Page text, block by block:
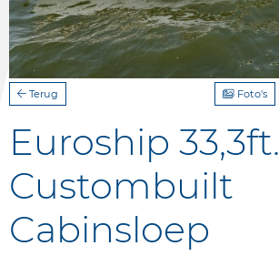
Terug Foto's
Euroship 33,3ft.
Custombuilt
Cabinsloep